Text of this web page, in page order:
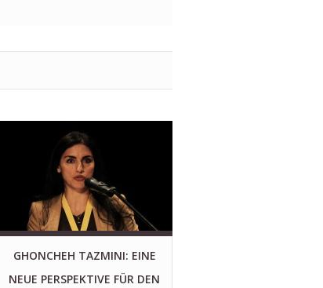
GHONCHEH TAZMINI: EINE
NEUE PERSPEKTIVE FÜR DEN